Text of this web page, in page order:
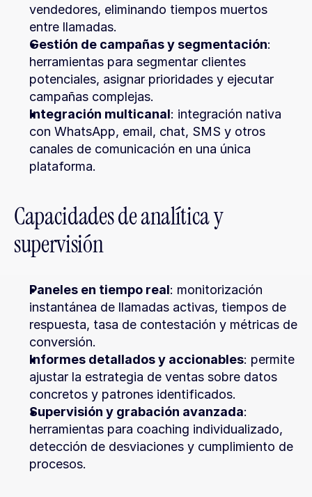
vendedores, eliminando tiempos muertos
entre llamadas.
Gestión de campañas y segmentación:
herramientas para segmentar clientes
potenciales, asignar prioridades y ejecutar
campañas complejas.
Integración multicanal: integración nativa
con WhatsApp, email, chat, SMS y otros
canales de comunicación en una única
plataforma.
Capacidades de analítica y
supervisión
Paneles en tiempo real: monitorización
instantánea de llamadas activas, tiempos de
respuesta, tasa de contestación y métricas de
conversión.
Informes detallados y accionables: permite
ajustar la estrategia de ventas sobre datos
concretos y patrones identificados.
Supervisión y grabación avanzada:
herramientas para coaching individualizado,
detección de desviaciones y cumplimiento de
procesos.